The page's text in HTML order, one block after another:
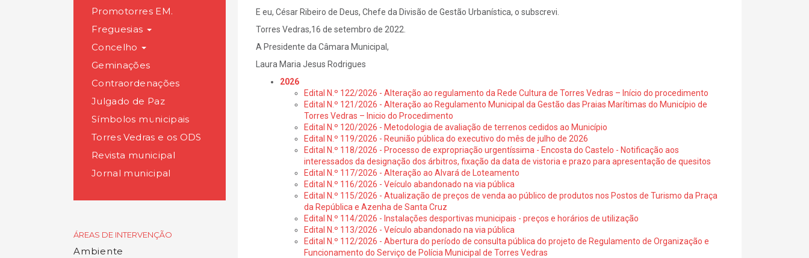
Promotorres EM.
Freguesias
Concelho
Geminações
Contraordenações
Julgado de Paz
Símbolos municipais
Torres Vedras e os ODS
Revista municipal
Jornal municipal
ÁREAS DE INTERVENÇÃO
Ambiente
E eu, César Ribeiro de Deus, Chefe da Divisão de Gestão Urbanística, o subscrevi.
Torres Vedras,16 de setembro de 2022.
A Presidente da Câmara Municipal,
Laura Maria Jesus Rodrigues
2026
Edital N.º 122/2026 - Alteração ao regulamento da Rede Cultura de Torres Vedras – Início do procedimento
Edital N.º 121/2026 - Alteração ao Regulamento Municipal da Gestão das Praias Marítimas do Município de
Torres Vedras – Inicio do Procedimento
Edital N.º 120/2026 - Metodologia de avaliação de terrenos cedidos ao Município
Edital N.º 119/2026 - Reunião pública do executivo do mês de julho de 2026
Edital N.º 118/2026 - Processo de expropriação urgentíssima - Encosta do Castelo - Notificação aos
interessados da designação dos árbitros, fixação da data de vistoria e prazo para apresentação de quesitos
Edital N.º 117/2026 - Alteração ao Alvará de Loteamento
Edital N.º 116/2026 - Veículo abandonado na via pública
Edital N.º 115/2026 - Atualização de preços de venda ao público de produtos nos Postos de Turismo da Praça
da República e Azenha de Santa Cruz
Edital N.º 114/2026 - Instalações desportivas municipais - preços e horários de utilização
Edital N.º 113/2026 - Veículo abandonado na via pública
Edital N.º 112/2026 - Abertura do período de consulta pública do projeto de Regulamento de Organização e
Funcionamento do Serviço de Polícia Municipal de Torres Vedras